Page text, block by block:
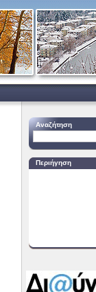
Αναζήτηση
Περιήγηση